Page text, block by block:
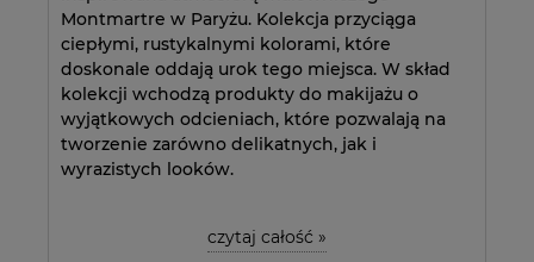
Montmartre w Paryżu. Kolekcja przyciąga
ciepłymi, rustykalnymi kolorami, które
doskonale oddają urok tego miejsca. W skład
kolekcji wchodzą produkty do makijażu o
wyjątkowych odcieniach, które pozwalają na
tworzenie zarówno delikatnych, jak i
wyrazistych looków.
czytaj całość »